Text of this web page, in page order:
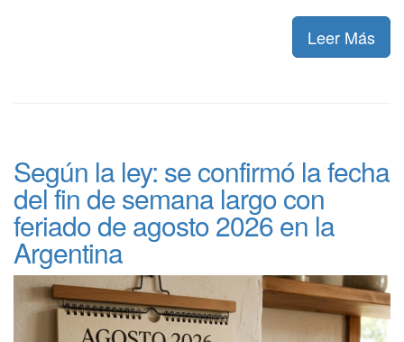
Leer Más
Según la ley: se confirmó la fecha
del fin de semana largo con
feriado de agosto 2026 en la
Argentina